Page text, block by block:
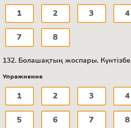
1 2 3 4
7 8
132. Болашақтың жоспары. Күнтізбе
Упражнение
1 2 3 4
5 6 7 8